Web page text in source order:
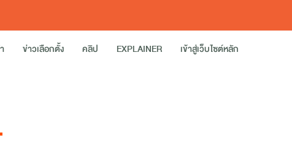
ข่าวเลือกตั้ง คลิป EXPLAINER เข้าสู่เว็บไซต์หลัก